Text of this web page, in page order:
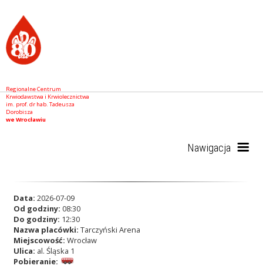
Regionalne Centrum
Krwiodawstwa i Krwiolecznictwa
im. prof. dr hab. Tadeusza
Dorobisza
we Wrocławiu
Nawigacja
RCKiK
Data: 2026-07-09
Od godziny: 08:30
Do godziny: 12:30
Nazwa placówki: Tarczyński Arena
Miejscowość: Wrocław
Ulica: al. Śląska 1
Pobieranie: